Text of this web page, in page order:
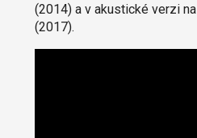
(2014) a v akustické verzi na
(2017).